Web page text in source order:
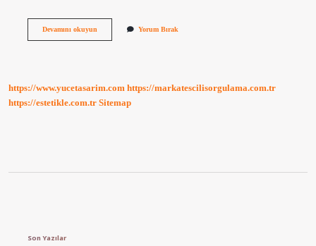
Devamını okuyunAdreste
Yorum Bırak
https://www.yucetasarim.com https://markatescilisorgulama.com.tr
https://estetikle.com.tr Sitemap
Son Yazılar